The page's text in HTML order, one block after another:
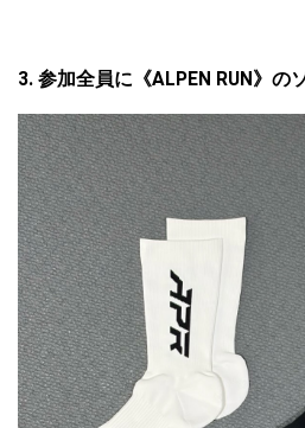
3. 参加全員に《ALPEN RUN》の